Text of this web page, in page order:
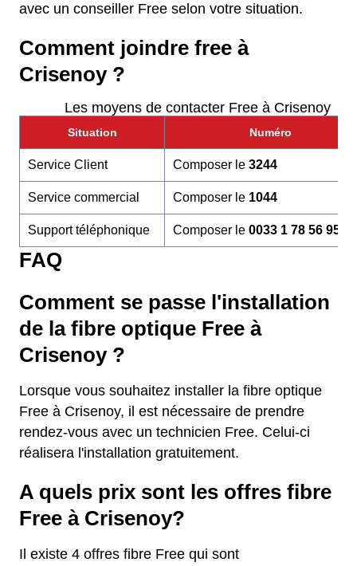
avec un conseiller Free selon votre situation.
Comment joindre free à
Crisenoy ?
Les moyens de contacter Free à Crisenoy
Situation Numéro
Service Client Composer le 3244
Service commercial Composer le 1044
Support téléphonique Composer le 0033 1 78 56 95 60
FAQ
Comment se passe l'installation
de la fibre optique Free à
Crisenoy ?
Lorsque vous souhaitez installer la fibre optique
Free à Crisenoy, il est nécessaire de prendre
rendez-vous avec un technicien Free. Celui-ci
réalisera l'installation gratuitement.
A quels prix sont les offres fibre
Free à Crisenoy?
Il existe 4 offres fibre Free qui sont